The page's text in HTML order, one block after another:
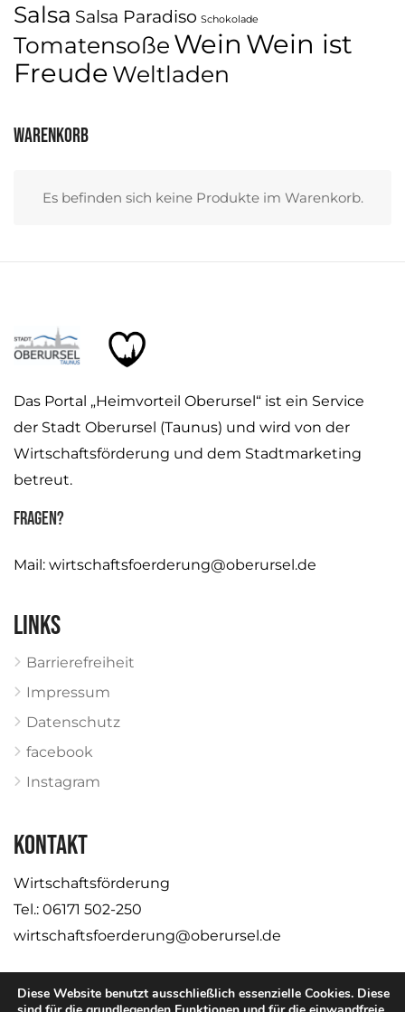
Salsa Salsa Paradiso Schokolade
Tomatensoße Wein Wein ist
Freude Weltladen
Warenkorb
Es befinden sich keine Produkte im Warenkorb.
Das Portal „Heimvorteil Oberursel“ ist ein Service
der Stadt Oberursel (Taunus) und wird von der
Wirtschaftsförderung und dem Stadtmarketing
betreut.
Fragen?
Mail: wirtschaftsfoerderung@oberursel.de
Links
Barrierefreiheit
Impressum
Datenschutz
facebook
Instagram
KONTAKT
Wirtschaftsförderung
Tel.: 06171 502-250
wirtschaftsfoerderung@oberursel.de
Diese Website benutzt ausschließlich essenzielle Cookies. Diese